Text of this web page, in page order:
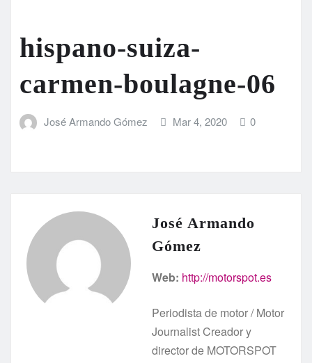
hispano-suiza-
carmen-boulagne-06
José Armando Gómez Mar 4, 2020 0
José Armando
Gómez
Web: http://motorspot.es
Periodista de motor / Motor
Journalist Creador y
director de MOTORSPOT